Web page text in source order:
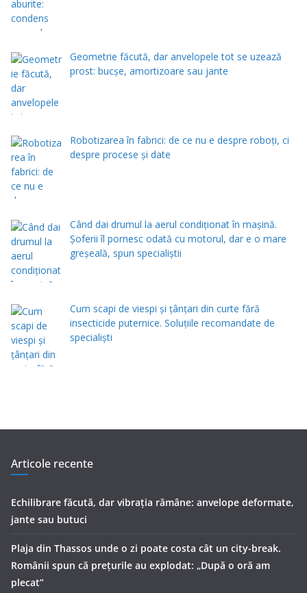
Geometrie făcută, dar anvelopele tot se uzează
prost: bucșe, amortizoare sau jante
Robotizarea în fabrici: de ce nu e despre roboți, ci
despre procese și date
Când dai drumul la aerul condiţionat în maşină.
Şoferii îl pornesc odată cu motorul, dar e o mare
greşeală, spun specialiştii
Cum scapi de viespi și țânțari din curte fără
insecticide puternice. Soluțiile recomandate de
specialiști
Articole recente
Echilibrare făcută, dar vibrația rămâne: anvelope deformate,
jante sau butuci
Plaja din Thassos unde o zi poate costa cât un city-break.
Românii spun că prețurile au explodat: „După o oră am
plecat”